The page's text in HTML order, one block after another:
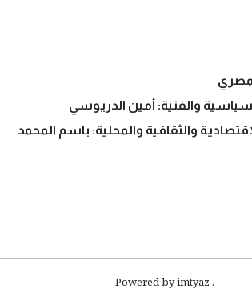
والفنية: أمين الدريوسي
والثقافية والمحلية: باسم المحمد
. Powered by imtyaz